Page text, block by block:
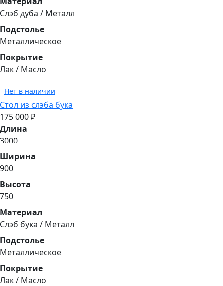
Слэб дуба / Металл
Подстолье
Металлическое
Покрытие
Лак / Масло
Нет в наличии
Стол из слэба бука
175 000 ₽
Длина
3000
Ширина
900
Высота
750
Материал
Слэб бука / Металл
Подстолье
Металлическое
Покрытие
Лак / Масло